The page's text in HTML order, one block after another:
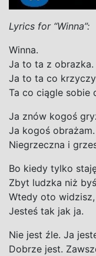
Lyrics for “Winna”:
Winna.
Ja to ta z obrazka.
Ja to ta co
Ta co ciągle sobie
Ja znów kogoś
Ja kogoś obrażam.
Niegrzeczna i
Bo kiedy tylko
Zbyt ludzka niż
Wtedy oto
Jesteś tak jak ja.
Nie jest źle. Ja
Dobrze jest.